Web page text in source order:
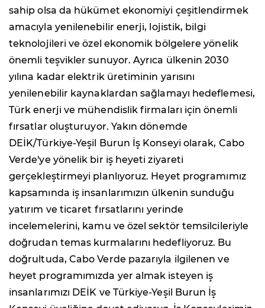
sahip olsa da hükümet ekonomiyi çeşitlendirmek
amacıyla yenilenebilir enerji, lojistik, bilgi
teknolojileri ve özel ekonomik bölgelere yönelik
önemli teşvikler sunuyor. Ayrıca ülkenin 2030
yılına kadar elektrik üretiminin yarısını
yenilenebilir kaynaklardan sağlamayı hedeflemesi,
Türk enerji ve mühendislik firmaları için önemli
fırsatlar oluşturuyor. Yakın dönemde
DEİK/Türkiye-Yeşil Burun İş Konseyi olarak, Cabo
Verde'ye yönelik bir iş heyeti ziyareti
gerçekleştirmeyi planlıyoruz. Heyet programımız
kapsamında iş insanlarımızın ülkenin sunduğu
yatırım ve ticaret fırsatlarını yerinde
incelemelerini, kamu ve özel sektör temsilcileriyle
doğrudan temas kurmalarını hedefliyoruz. Bu
doğrultuda, Cabo Verde pazarıyla ilgilenen ve
heyet programımızda yer almak isteyen iş
insanlarımızı DEİK ve Türkiye-Yeşil Burun İş